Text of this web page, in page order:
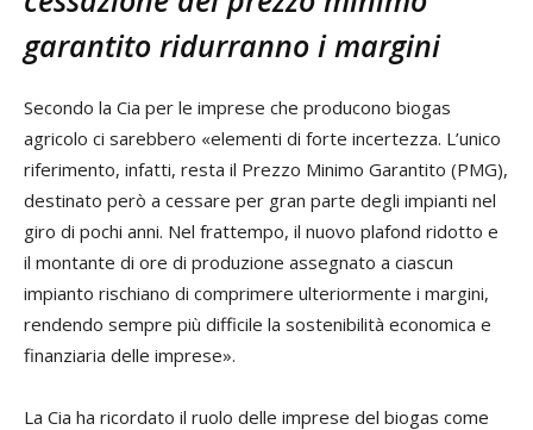
garantito ridurranno i margini
Secondo la Cia per le imprese che producono biogas
agricolo ci sarebbero «elementi di forte incertezza. L’unico
riferimento, infatti, resta il Prezzo Minimo Garantito (PMG),
destinato però a cessare per gran parte degli impianti nel
giro di pochi anni. Nel frattempo, il nuovo plafond ridotto e
il montante di ore di produzione assegnato a ciascun
impianto rischiano di comprimere ulteriormente i margini,
rendendo sempre più difficile la sostenibilità economica e
finanziaria delle imprese».
La Cia ha ricordato il ruolo delle imprese del biogas come